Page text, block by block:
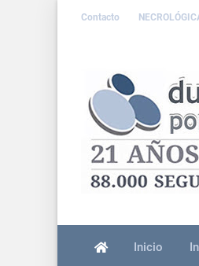
Contacto
Inicio